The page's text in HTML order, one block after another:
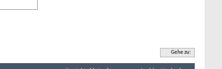
Gehe zu: